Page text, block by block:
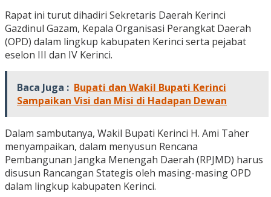
Rapat ini turut dihadiri Sekretaris Daerah Kerinci
Gazdinul Gazam, Kepala Organisasi Perangkat Daerah
(OPD) dalam lingkup kabupaten Kerinci serta pejabat
eselon III dan IV Kerinci.
Baca Juga : Bupati dan Wakil Bupati Kerinci
Sampaikan Visi dan Misi di Hadapan Dewan
Dalam sambutanya, Wakil Bupati Kerinci H. Ami Taher
menyampaikan, dalam menyusun Rencana
Pembangunan Jangka Menengah Daerah (RPJMD) harus
disusun Rancangan Stategis oleh masing-masing OPD
dalam lingkup kabupaten Kerinci.